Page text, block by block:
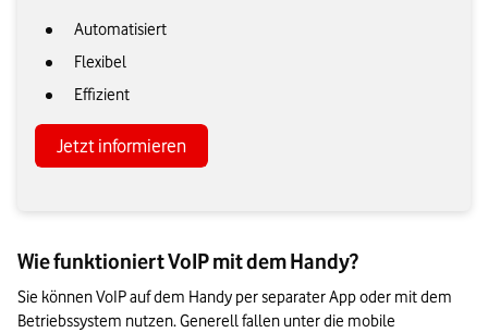
Automatisiert
Flexibel
Effizient
Jetzt informieren
Wie funktioniert VoIP mit dem Handy?
Sie können VoIP auf dem Handy per separater App oder mit dem
Betriebssystem nutzen. Generell fallen unter die mobile